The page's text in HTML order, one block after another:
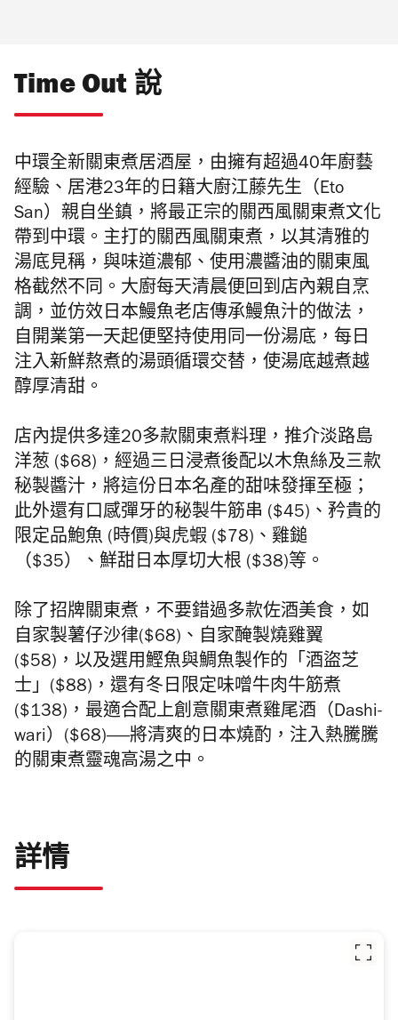
Time Out 說
中環全新關東煮居酒屋，由擁有超過40年廚藝
經驗、居港23年的日籍大廚江藤先生（Eto
San）親自坐鎮，將最正宗的關西風關東煮文化
帶到中環。 主打的關西風關東煮，以其清雅的
湯底見稱， 與味道濃郁、使用濃醬油的關東風
格截然不同。大廚每天清晨便回到店內親自烹
調，並仿效日本鰻魚老店傳承鰻魚汁的做法，
自開業第一天起便堅持使用同一份湯底，每日
注入新鮮熬煮的湯頭循環交替，使湯底越煮越
醇厚清甜。
店內提供多達20多款關東煮料理，推介淡路島
洋葱 ($68)，經過三日浸煮後配以木魚絲及三款
秘製醬汁，將這份日本名產的甜味發揮至極；
此外還有口感彈牙的秘製牛筋串 ($45)、矜貴的
限定品鮑魚 (時價)與虎蝦 ($78)、雞鎚
（$35）、鮮甜日本厚切大根 ($38)等。
除了招牌關東煮，不要錯過多款佐酒美食，如
自家製薯仔沙律($68)、自家醃製燒雞翼
($58)，以及選用鰹魚與鯛魚製作的「酒盜芝
士」($88)，還有冬日限定味噌牛肉牛筋煮
($138)，最適合配上創意關東煮雞尾酒（Dashi-
wari）($68)——將清爽的日本燒酌，注入熱騰騰
的關東煮靈魂高湯之中。
詳情